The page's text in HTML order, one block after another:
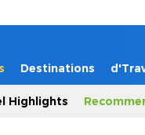
Destinations
Highlights